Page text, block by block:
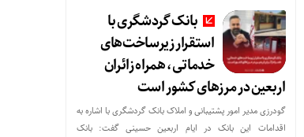
بانک گردشگری با
استقرار زیرساخت‌های
خدماتی، همراه زائران
اربعین در مرزهای کشور است
گودرزی مدیر امور پشتیبانی و املاک بانک گردشگری با اشاره به
اقدامات این بانک در ایام اربعین حسینی گفت: بانک